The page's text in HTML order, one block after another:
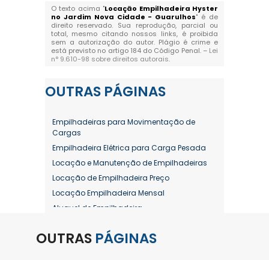
O texto acima "Locação Empilhadeira Hyster
no Jardim Nova Cidade - Guarulhos" é de
direito reservado. Sua reprodução, parcial ou
total, mesmo citando nossos links, é proibida
sem a autorização do autor. Plágio é crime e
está previsto no artigo 184 do Código Penal. – Lei
n° 9.610-98 sobre direitos autorais.
OUTRAS PÁGINAS
Empilhadeiras para Movimentação de
Cargas
Empilhadeira Elétrica para Carga Pesada
Locação e Manutenção de Empilhadeiras
Locação de Empilhadeira Preço
Locação Empilhadeira Mensal
Aluguel de Empilhadeira
Aluguel de Empilhadeira Diária Valor
OUTRAS PÁGINAS